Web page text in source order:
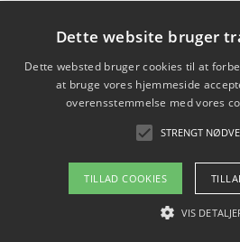
Hvordan blåfade med rist kan
plastik i havet
Spil kasinospil på et troværdigt
guide til sikker og sjov
Copyright 2026 -
Om / kontakt
Dette website bruger
Dette websted bruger cookies til at
at bruge vores hjemmeside
overensstemmelse med vores
STRENGT
TILLAD COOKIES
VIS